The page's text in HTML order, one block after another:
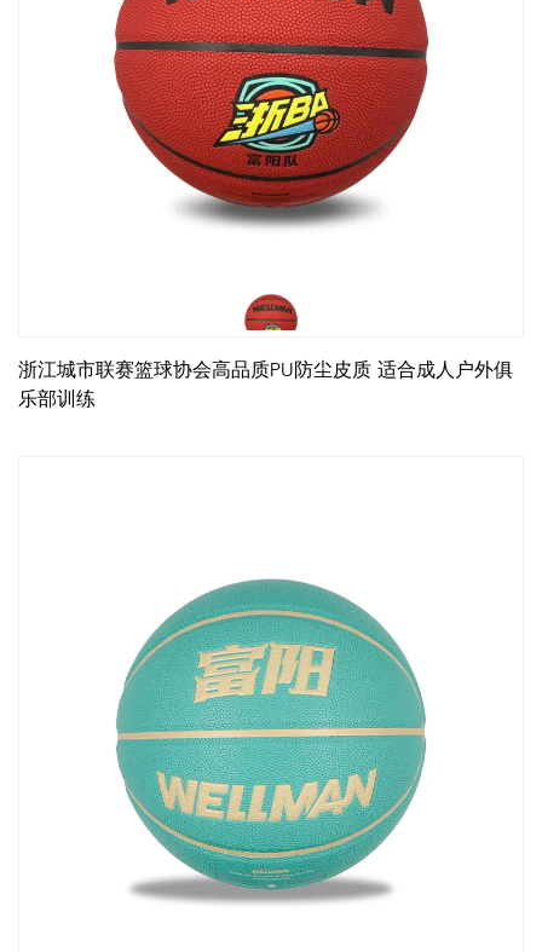
浙江城市联赛篮球协会高品质PU防尘皮质 适合成人户外俱
乐部训练